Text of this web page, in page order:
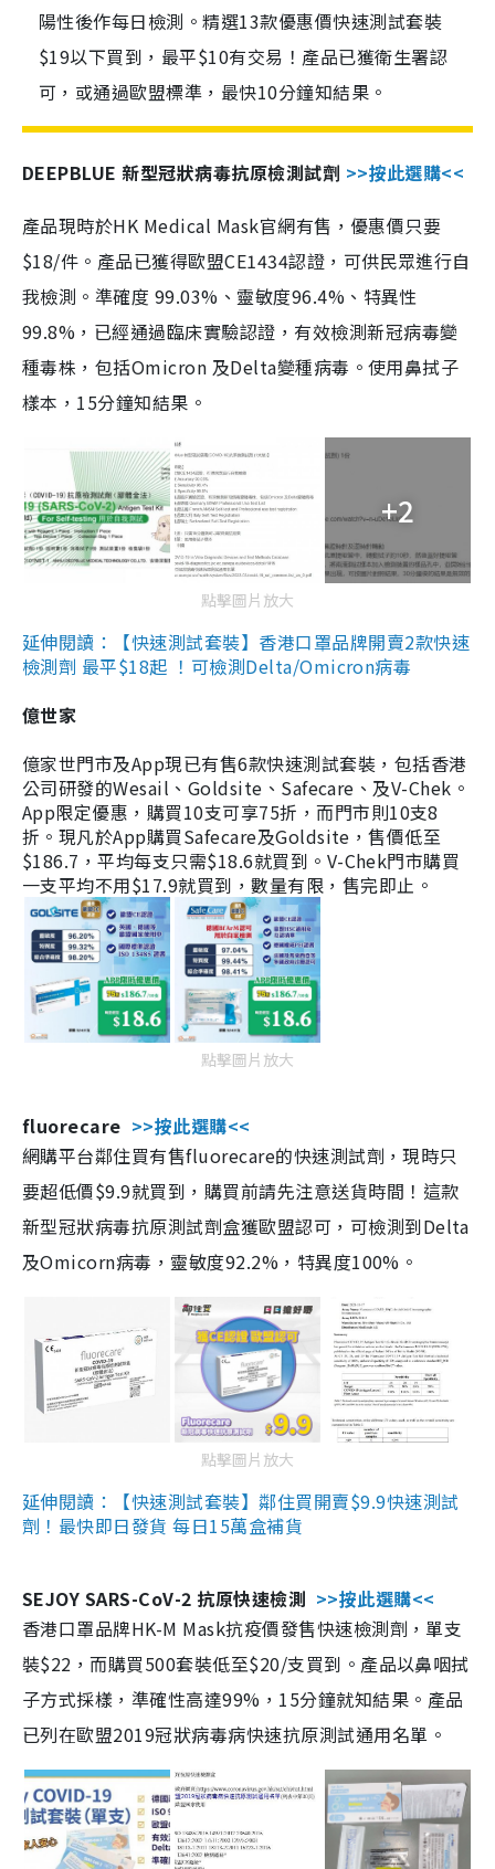
陽性後作每日檢測。精選13款優惠價快速測試套裝
$19以下買到，最平$10有交易！產品已獲衛生署認
可，或通過歐盟標準，最快10分鐘知結果。
DEEPBLUE 新型冠狀病毒抗原檢測試劑 >>按此選購<<
產品現時於HK Medical Mask官網有售，優惠價只要
$18/件。產品已獲得歐盟CE1434認證，可供民眾進行自
我檢測。準確度 99.03%、靈敏度96.4%、特異性
99.8%，已經通過臨床實驗認證，有效檢測新冠病毒變
種毒株，包括Omicron 及Delta變種病毒。使用鼻拭子
樣本，15分鐘知結果。
+2
點擊圖片放大
延伸閱讀：【快速測試套裝】香港口罩品牌開賣2款快速
檢測劑 最平$18起 ！可檢測Delta/Omicron病毒
億世家
億家世門市及App現已有售6款快速測試套裝，包括香港
公司研發的Wesail、Goldsite、Safecare、及V-Chek。
App限定優惠，購買10支可享75折，而門市則10支8
折。現凡於App購買Safecare及Goldsite，售價低至
$186.7，平均每支只需$18.6就買到。V-Chek門市購買
一支平均不用$17.9就買到，數量有限，售完即止。
點擊圖片放大
fluorecare >>按此選購<<
網購平台鄰住買有售fluorecare的快速測試劑，現時只
要超低價$9.9就買到，購買前請先注意送貨時間！這款
新型冠狀病毒抗原測試劑盒獲歐盟認可，可檢測到Delta
及Omicorn病毒，靈敏度92.2%，特異度100%。
點擊圖片放大
延伸閱讀：【快速測試套裝】鄰住買開賣$9.9快速測試
劑！最快即日發貨 每日15萬盒補貨
SEJOY SARS-CoV-2 抗原快速檢測 >>按此選購<<
香港口罩品牌HK-M Mask抗疫價發售快速檢測劑，單支
裝$22，而購買500套裝低至$20/支買到。產品以鼻咽拭
子方式採樣，準確性高達99%，15分鐘就知結果。產品
已列在歐盟2019冠狀病毒病快速抗原測試通用名單。